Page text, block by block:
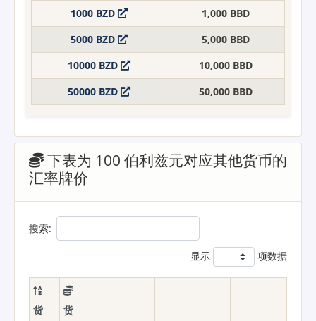
1000 BZD
1,000 BBD
5000 BZD
5,000 BBD
10000 BZD
10,000 BBD
50000 BZD
50,000 BBD
下表为 100 伯利兹元对应其他货币的
汇率牌价
搜索:
显示 项数据
货
货